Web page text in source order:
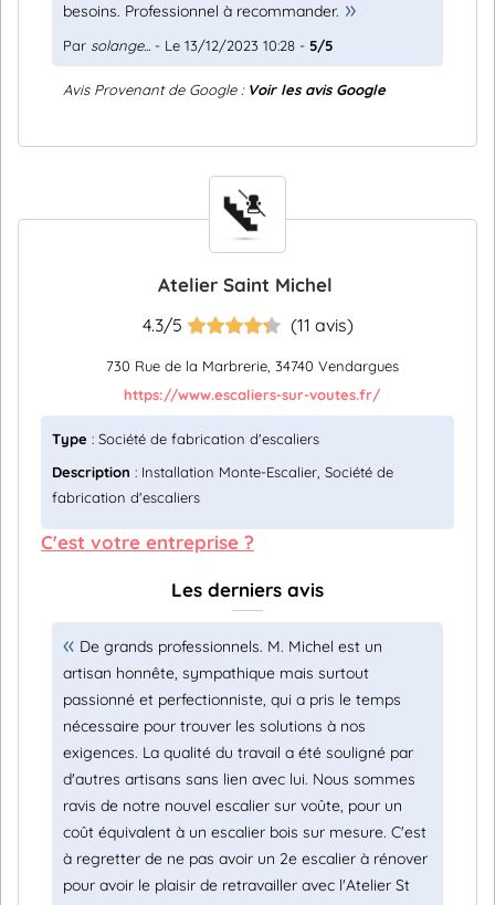
besoins. Professionnel à recommander.
Par solange... - Le 13/12/2023 10:28 - 5/5
Avis Provenant de Google : Voir les avis Google
Atelier Saint Michel
4.3/5 (11 avis)
730 Rue de la Marbrerie, 34740 Vendargues
https://www.escaliers-sur-voutes.fr/
Type : Société de fabrication d'escaliers
Description : Installation Monte-Escalier, Société de
fabrication d'escaliers
C'est votre entreprise ?
Les derniers avis
De grands professionnels. M. Michel est un
artisan honnête, sympathique mais surtout
passionné et perfectionniste, qui a pris le temps
nécessaire pour trouver les solutions à nos
exigences. La qualité du travail a été souligné par
d'autres artisans sans lien avec lui. Nous sommes
ravis de notre nouvel escalier sur voûte, pour un
coût équivalent à un escalier bois sur mesure. C'est
à regretter de ne pas avoir un 2e escalier à rénover
pour avoir le plaisir de retravailler avec l'Atelier St